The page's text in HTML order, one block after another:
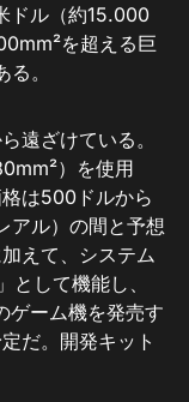
ル（約15.000
を超える巨
。
遠ざけている。
）を使用
は500ドルから
ル）の間と予想
えて、システム
として機能し、
ゲーム機を発売す
だ。開発キット